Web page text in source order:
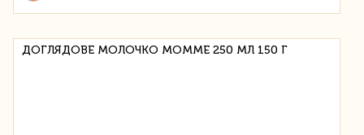
ДОГЛЯДОВЕ МОЛОЧКО MOMME 250 МЛ 150 Г